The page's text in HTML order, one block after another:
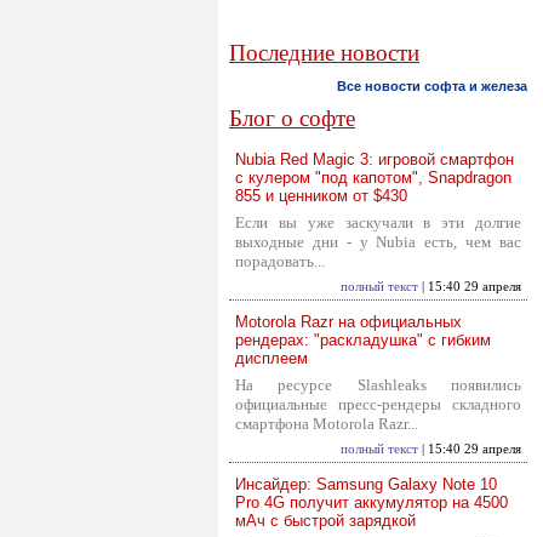
Последние новости
Все новости софта и железа
Блог о софте
Nubia Red Magic 3: игровой смартфон
с кулером "под капотом", Snapdragon
855 и ценником от $430
Если вы уже заскучали в эти долгие
выходные дни - у Nubia есть, чем вас
порадовать...
полный текст | 15:40 29 апреля
Motorola Razr на официальных
рендерах: "раскладушка" с гибким
дисплеем
На ресурсе Slashleaks появились
официальные пресс-рендеры складного
смартфона Motorola Razr...
полный текст | 15:40 29 апреля
Инсайдер: Samsung Galaxy Note 10
Pro 4G получит аккумулятор на 4500
мАч с быстрой зарядкой